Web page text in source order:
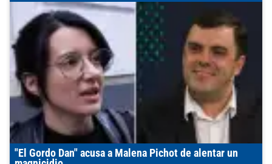
"El Gordo Dan" acusa a Malena Pichot de alentar un